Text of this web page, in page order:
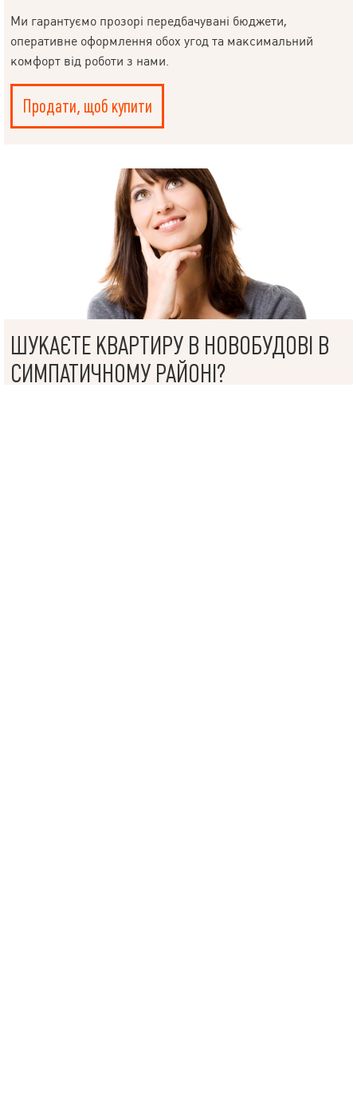
Ми гарантуємо прозорі передбачувані бюджети,
оперативне оформлення обох угод та максимальний
комфорт від роботи з нами.
Продати, щоб купити
ШУКАЄТЕ КВАРТИРУ В НОВОБУДОВІ В
СИМПАТИЧНОМУ РАЙОНІ?
КЕРІВНИКОВІ
© 2019 – 2026 Valion real estate. Всі права захищені.
— WEB-інтегровані системи управління ріелторськими
компаніями